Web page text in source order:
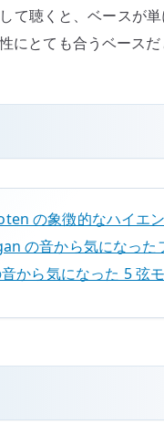
て聴くと、ベースが
とても合うベースだ
の象徴的なハイエ
の音から気になった
から気になった 5 弦